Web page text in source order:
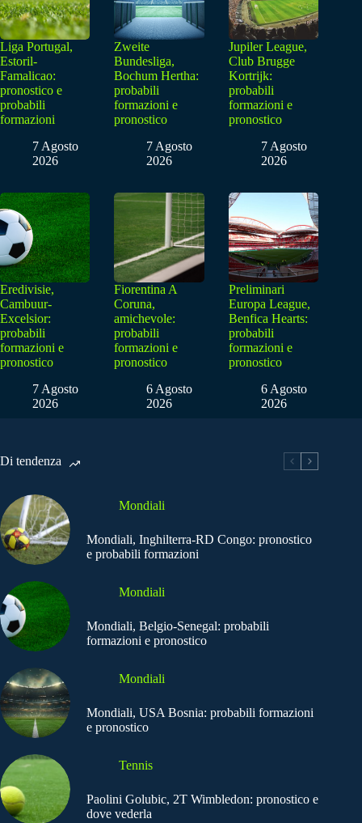
Liga Portugal,
Estoril-
Famalicao:
pronostico e
probabili
formazioni
7 Agosto
2026
Zweite
Bundesliga,
Bochum Hertha:
probabili
formazioni e
pronostico
7 Agosto
2026
Jupiler League,
Club Brugge
Kortrijk:
probabili
formazioni e
pronostico
7 Agosto
2026
Eredivisie,
Cambuur-
Excelsior:
probabili
formazioni e
pronostico
7 Agosto
2026
Fiorentina A
Coruna,
amichevole:
probabili
formazioni e
pronostico
6 Agosto
2026
Preliminari
Europa League,
Benfica Hearts:
probabili
formazioni e
pronostico
6 Agosto
2026
Di tendenza
Mondiali
Mondiali, Inghilterra-RD Congo: pronostico
e probabili formazioni
Mondiali
Mondiali, Belgio-Senegal: probabili
formazioni e pronostico
Mondiali
Mondiali, USA Bosnia: probabili formazioni
e pronostico
Tennis
Paolini Golubic, 2T Wimbledon: pronostico e
dove vederla